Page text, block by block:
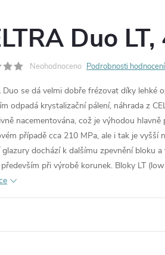
Duo LT,
Neohodnoceno Podrobnosti hodnocení
Duo se dá velmi dobře frézovat díky lehké
odpadá krystalizační pálení, náhrada z
nacementována, což je výhodou
případě cca 210 MPa, ale i tak je vyšší
glazury dochází k dalšímu zpevnění bloku
při výrobě korunek. Bloky LT